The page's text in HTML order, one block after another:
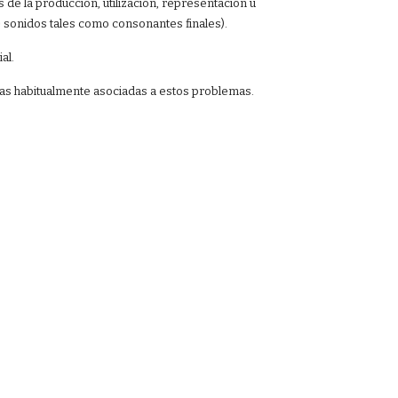
de la producción, utilización, representación u
tales como consonantes finales).
habitualmente asociadas a estos problemas.